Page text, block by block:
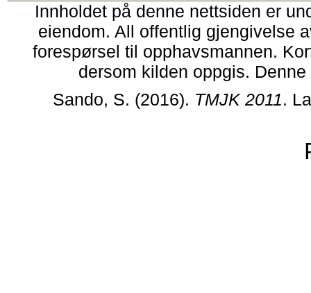
Innholdet på denne nettsiden er
eiendom. All offentlig gjengivelse
forespørsel til opphavsmannen.
dersom kilden oppgis.
Sando, S. (2016). TMJK 2011.